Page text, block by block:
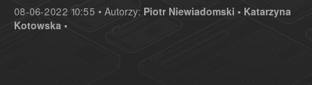
08-06-2022 10:55 • Autorzy: Piotr Niewiadomski • Katarzyna
Kotowska •